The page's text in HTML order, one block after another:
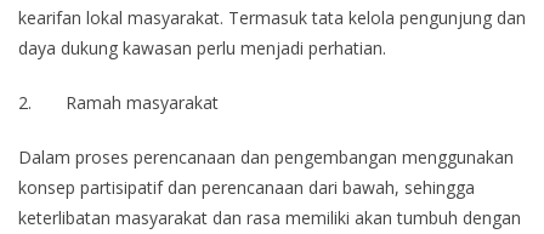
kearifan lokal masyarakat. Termasuk tata kelola pengunjung dan
daya dukung kawasan perlu menjadi perhatian.
2. Ramah masyarakat
Dalam proses perencanaan dan pengembangan menggunakan
konsep partisipatif dan perencanaan dari bawah, sehingga
keterlibatan masyarakat dan rasa memiliki akan tumbuh dengan